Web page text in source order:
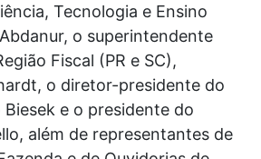
Tecnologia e Ensino
o superintendente
Fiscal (PR e SC),
o diretor-presidente do
Biesek e o presidente do
além de representantes de